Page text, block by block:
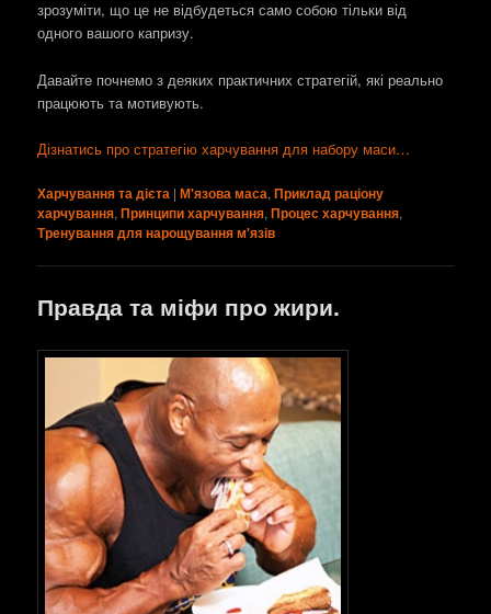
зрозуміти, що це не відбудеться само собою тільки від
одного вашого капризу.
Давайте почнемо з деяких практичних стратегій, які реально
працюють та мотивують.
Дізнатись про стратегію харчування для набору маси…
Харчування та дієта |М'язова маса,Приклад раціону
харчування,Принципи харчування,Процес харчування,
Тренування для нарощування м'язів
Правда та міфи про жири.